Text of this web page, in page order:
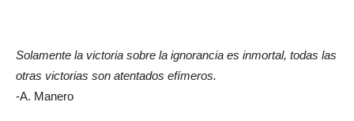
Solamente la victoria sobre la ignorancia es inmortal, todas las
otras victorias son atentados efímeros.
-A. Manero